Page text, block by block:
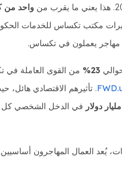
واحد
مكتب تكساس للخدمات
23%
من القوى العاملة في
. تأثيرهم الاقتصادي هائل،
في الدخل الشخصي كل
يُعد العمال المهاجرون